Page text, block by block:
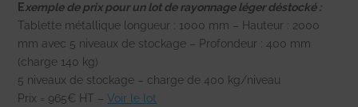
Exemple de prix pour un lot de rayonnage léger déstocké :
Tablette métallique longueur : 1000 mm – Hauteur : 2000
mm avec 5 niveaux de stockage – Profondeur : 400 mm
(charge 140 kg)
5 niveaux de stockage – charge de 400 kg/niveau
Prix = 965€ HT –Voir le lot